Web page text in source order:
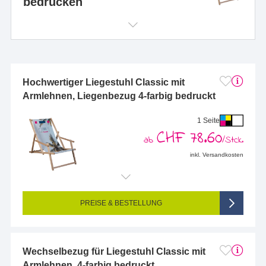
Hochwertiger Liegestuhl Classic mit
Armlehnen, Liegenbezug 4-farbig bedruckt
1 Seite
ab CHF 78.60/Stck.
inkl. Versandkosten
Endformat (bedruckte Fläche): 430 x 1470 mm
Seitigkeit: 1-seitig (Vorderseite bedruckt, Rückseite unbedruckt)
4/0-farbig CMYK (vollfarbig bedruckt)
PREISE & BESTELLUNG
Wechselbezug für Liegestuhl Classic mit